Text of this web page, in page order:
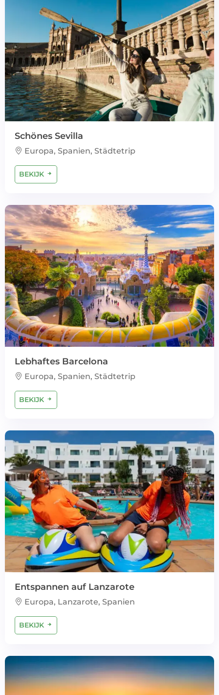
Schönes Sevilla
Europa, Spanien, Städtetrip
BEKIJK
Lebhaftes Barcelona
Europa, Spanien, Städtetrip
BEKIJK
Entspannen auf Lanzarote
Europa, Lanzarote, Spanien
BEKIJK